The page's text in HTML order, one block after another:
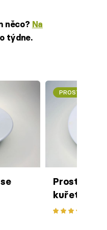
něco? Na
týdne.
PROSTŘENO!
Prostřeno:
kuřetem a